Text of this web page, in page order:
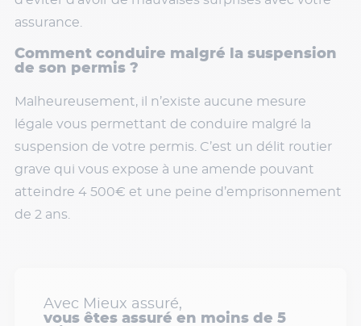
assurance.
Comment conduire malgré la suspension
de son permis ?
Malheureusement, il n’existe aucune mesure
légale vous permettant de conduire malgré la
suspension de votre permis. C’est un délit routier
grave qui vous expose à une amende pouvant
atteindre 4 500€ et une peine d’emprisonnement
de 2 ans.
Avec Mieux assuré,
vous êtes assuré en moins de 5